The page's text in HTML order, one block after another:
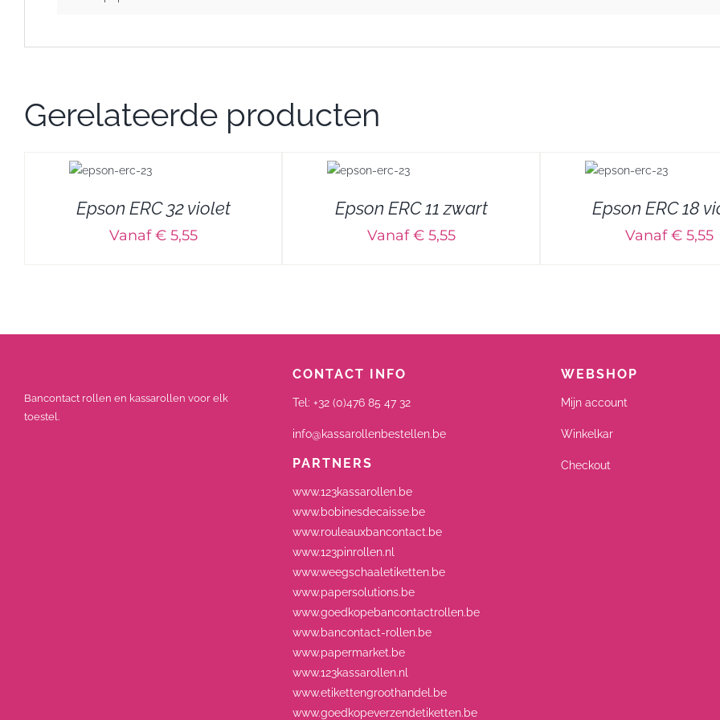
Gerelateerde producten
Epson ERC 32 violet
Vanaf € 5,55
DETAILS
Epson ERC 11 zwart
Vanaf € 5,55
DETAILS
Epson ERC 18
Vanaf € 5,55
DETAILS
Bancontact rollen en kassarollen voor elk
toestel.
CONTACT INFO
Tel: +32 (0)476 85 47 32
info@kassarollenbestellen.be
PARTNERS
www.123kassarollen.be
www.bobinesdecaisse.be
www.rouleauxbancontact.be
www.123pinrollen.nl
www.weegschaaletiketten.be
www.papersolutions.be
www.goedkopebancontactrollen.be
www.bancontact-rollen.be
www.papermarket.be
www.123kassarollen.nl
www.etikettengroothandel.be
www.goedkopeverzendetiketten.be
WEBSHOP
Mijn account
Winkelkar
Checkout